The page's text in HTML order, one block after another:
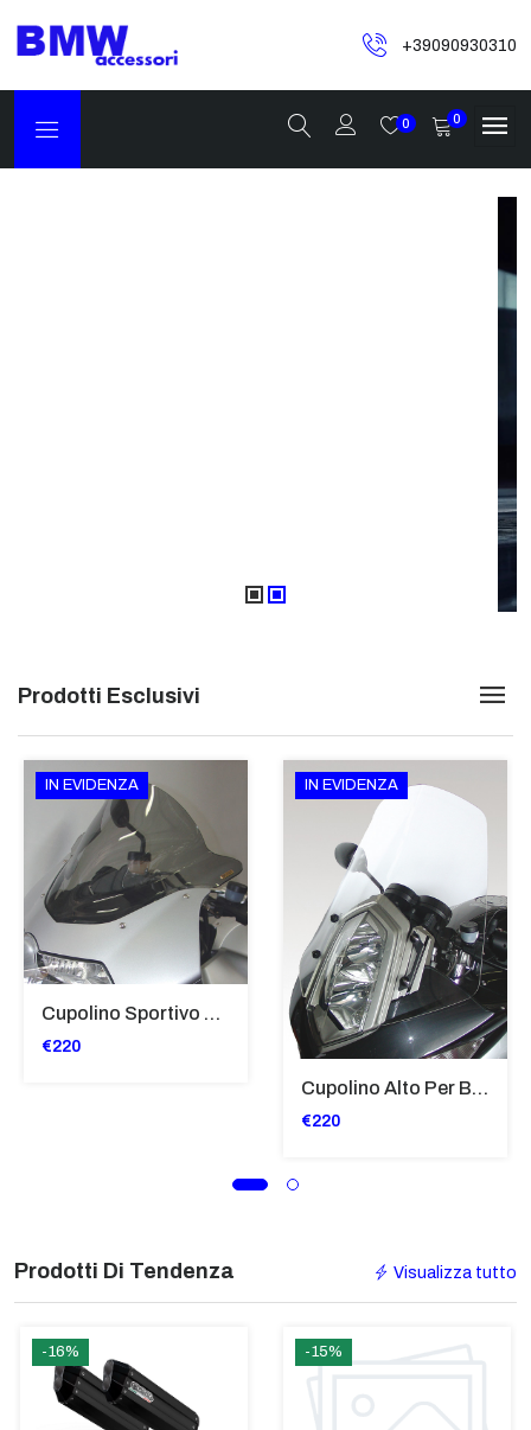
+39090930310
0 0
Prodotti Esclusivi
IN EVIDENZA
Cupolino Sportivo Per Bmw K 1200 R Sport 2005-07 TRASPARENTE - Sc967-T
€220
IN EVIDENZA
Cupolino Alto Per Bmw R 1200 St 2004 - 2007 TRASPARENTE - Sc950-T
€220
Prodotti Di Tendenza Visualizza tutto
-16% -15%